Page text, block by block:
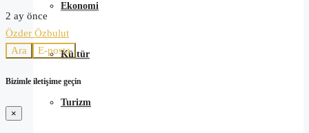
Ekonomi
Kültür
Turizm
2 ay önce
Özder Özbulut
Ara
E-posta
Bizimle iletişime geçin
×